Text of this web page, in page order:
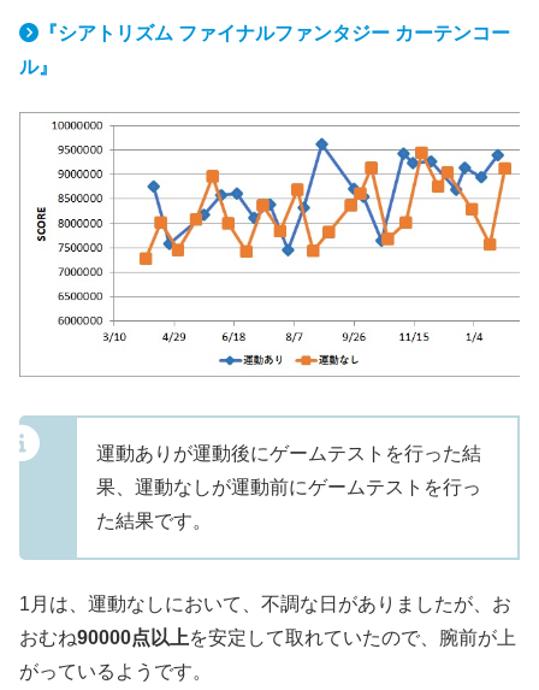
『シアトリズム ファイナルファンタジー カーテンコー
ル』
運動ありが運動後にゲームテストを行った結
果、運動なしが運動前にゲームテストを行っ
た結果です。
1月は、運動なしにおいて、不調な日がありましたが、お
おむね90000点以上を安定して取れていたので、腕前が上
がっているようです。